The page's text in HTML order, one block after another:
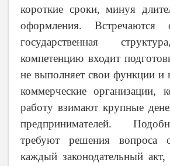
короткие сроки, минуя
оформления. Встречаются
государственная
компетенцию входит
не выполняет свои функции и
коммерческие организации,
работу взимают крупные
предпринимателей.
требуют решения
каждый законодательный